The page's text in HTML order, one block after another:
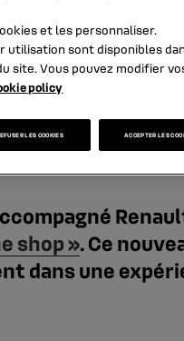
Dacia
shop ». Ce
dans une
et les personnaliser.
utilisation sont disponibles
site. Vous pouvez modifier
policy
LES COOKIES ACCEPTER LES